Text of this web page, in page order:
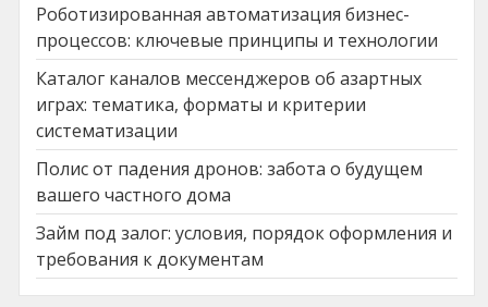
Роботизированная автоматизация бизнес-
процессов: ключевые принципы и технологии
Каталог каналов мессенджеров об азартных
играх: тематика, форматы и критерии
систематизации
Полис от падения дронов: забота о будущем
вашего частного дома
Займ под залог: условия, порядок оформления и
требования к документам